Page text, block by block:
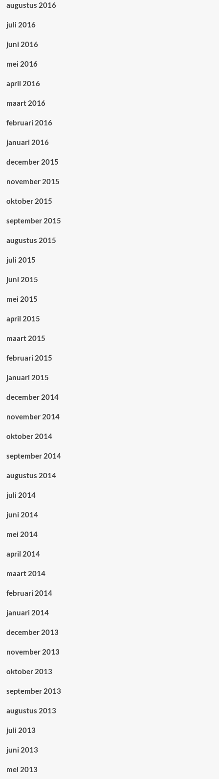
augustus 2016
juli 2016
juni 2016
mei 2016
april 2016
maart 2016
februari 2016
januari 2016
december 2015
november 2015
oktober 2015
september 2015
augustus 2015
juli 2015
juni 2015
mei 2015
april 2015
maart 2015
februari 2015
januari 2015
december 2014
november 2014
oktober 2014
september 2014
augustus 2014
juli 2014
juni 2014
mei 2014
april 2014
maart 2014
februari 2014
januari 2014
december 2013
november 2013
oktober 2013
september 2013
augustus 2013
juli 2013
juni 2013
mei 2013